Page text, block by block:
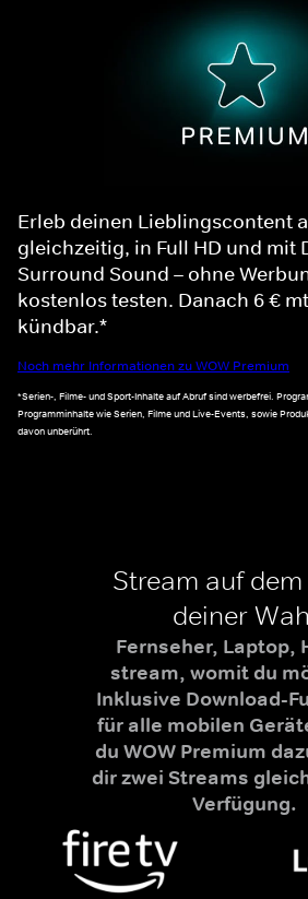
Erleb deinen Lieblingscontent
gleichzeitig, in Full HD und mit
Surround Sound – ohne
kostenlos testen. Danach 6 €
kündbar.*
Noch mehr Informationen zu WOW Premium
*Serien-, Filme- und Sport-Inhalte auf Abruf sind werbefrei.
Programminhalte wie Serien, Filme und Live-Events, sowie
davon unberührt.
Stream auf
deiner
Fernseher, Laptop,
stream, womit du
Inklusive Download-
für alle mobilen
du WOW Premium
dir zwei Streams
Verfügung.